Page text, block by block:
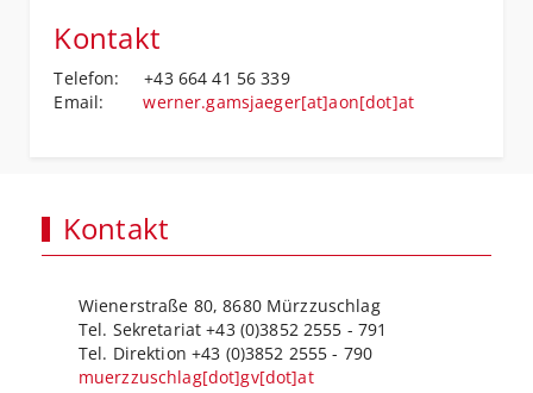
Kontakt
Telefon: +43 664 41 56 339
Email:werner.gamsjaeger[at]aon[dot]at
Kontakt
Wienerstraße 80, 8680 Mürzzuschlag
Tel. Sekretariat +43 (0)3852 2555 - 791
Tel. Direktion +43 (0)3852 2555 - 790
muerzzuschlag[dot]gv[dot]at